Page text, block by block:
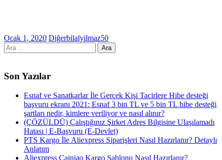
Ocak 1, 2020 Diğerbilalyilmaz50
Arama:
Son Yazılar
Esnaf ve Sanatkarlar İle Gerçek Kişi Tacirlere Hibe desteği
başvuru ekranı 2021: Esnaf 3 bin TL ve 5 bin TL hibe desteği
şartları nedir, kimlere veriliyor ve nasıl alınır?
(ÇÖZÜLDÜ) Çalıştığınız Şirket Adres Bilgisine Ulaşılamadı
Hatası | E-Başvuru (E-Devlet)
PTS Kargo İle Aliexpress Siparişleri Nasıl Hazırlanır? Detaylı
Anlatım
Aliexpress Cainiao Kargo Şablonu Nasıl Hazırlanır?